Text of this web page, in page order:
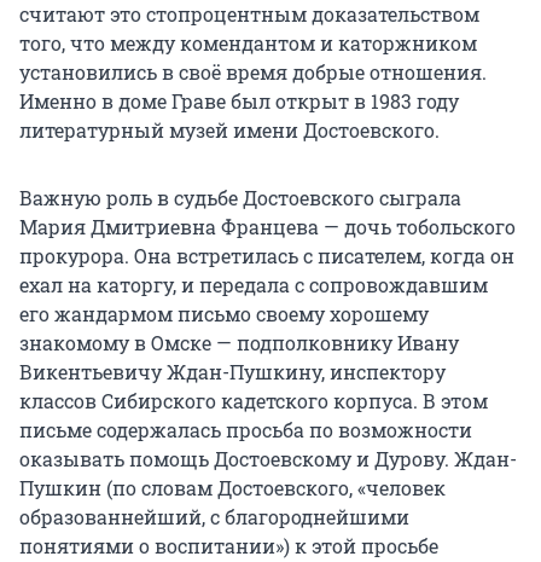
считают это стопроцентным доказательством
того, что между комендантом и каторжником
установились в своё время добрые отношения.
Именно в доме Граве был открыт в 1983 году
литературный музей имени Достоевского.
Важную роль в судьбе Достоевского сыграла
Мария Дмитриевна Францева — дочь тобольского
прокурора. Она встретилась с писателем, когда он
ехал на каторгу, и передала с сопровождавшим
его жандармом письмо своему хорошему
знакомому в Омске — подполковнику Ивану
Викентьевичу Ждан-Пушкину, инспектору
классов Сибирского кадетского корпуса. В этом
письме содержалась просьба по возможности
оказывать помощь Достоевскому и Дурову. Ждан-
Пушкин (по словам Достоевского, «человек
образованнейший, с благороднейшими
понятиями о воспитании») к этой просьбе